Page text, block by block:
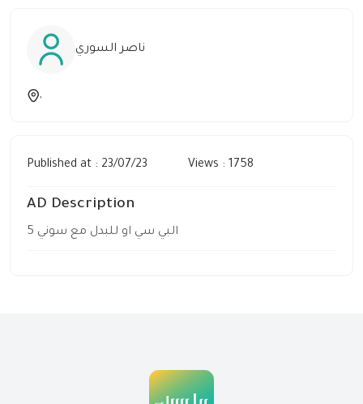
ناصر السوري
,
Published at : 23/07/23 Views : 1758
AD Description
البي سي او للبدل مع سوني 5